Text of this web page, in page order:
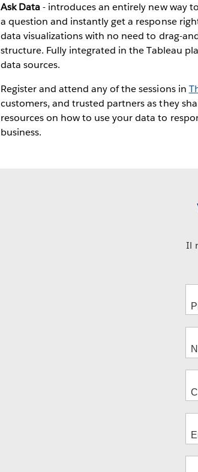
Ask Data- introduces an entirely new way
a question and instantly get a response
data visualizations with no need to drag-
structure. Fully integrated in the Tableau
data sources.
Register and attend any of the sessions in
customers, and trusted partners as they
resources on how to use your data to
business.
Il